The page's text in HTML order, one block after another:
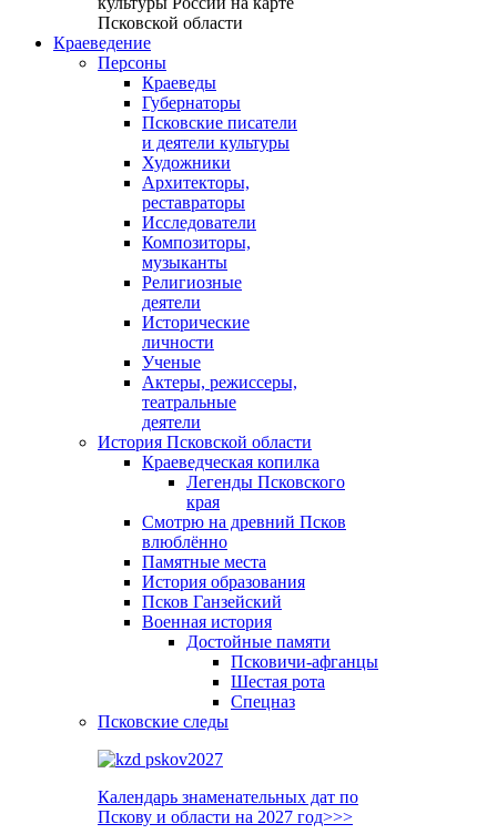
Псковской области
Краеведение
Персоны
Краеведы
Губернаторы
Псковские писатели
и деятели культуры
Художники
Архитекторы,
реставраторы
Исследователи
Композиторы,
музыканты
Религиозные
деятели
Исторические
личности
Ученые
Актеры, режиссеры,
театральные
деятели
История Псковской области
Краеведческая копилка
Легенды Псковского
края
Смотрю на древний Псков
влюблённо
Памятные места
История образования
Псков Ганзейский
Военная история
Достойные памяти
Псковичи-афганцы
Шестая рота
Спецназ
Псковские следы
Календарь знаменательных дат по
Пскову и области на 2027 год>>>